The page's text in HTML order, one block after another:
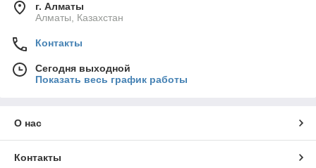
г. Алматы
Алматы, Казахстан
Контакты
Сегодня выходной
Показать весь график работы
О нас
Контакты